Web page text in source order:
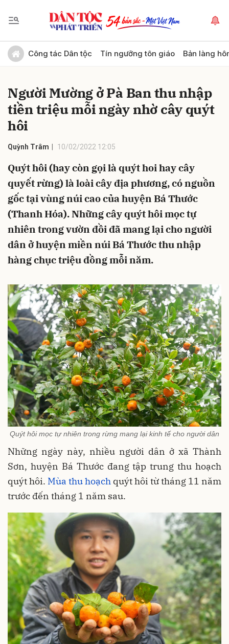
Công tác Dân tộc Tín ngưỡng tôn giáo Bản làng
Người Mường ở Pà Ban thu nhập
tiền triệu mỗi ngày nhờ cây quýt
hôi
Quỳnh Trâm 10/02/2022 12:05
Quýt hôi (hay còn gọi là quýt hoi hay cây
quyết rừng) là loài cây địa phương, có nguồn
gốc tại vùng núi cao của huyện Bá Thước
(Thanh Hóa). Những cây quýt hôi mọc tự
nhiên trong vườn đồi đã mang lại cho người
dân ở huyện miền núi Bá Thước thu nhập
hàng chục triệu đồng mỗi năm.
Quýt hôi mọc tự nhiên trong rừng mang lại kinh tế cho người dân
Những ngày này, nhiều người dân ở xã Thành
Sơn, huyện Bá Thước đang tập trung thu hoạch
quýt hôi. Mùa thu hoạch quýt hôi từ tháng 11 năm
trước đến tháng 1 năm sau.
Gửi bình luận